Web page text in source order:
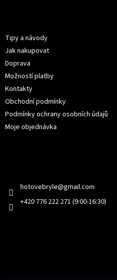
Tipy a návody
Jak nakupovat
Doprava
Možností platby
Kontakty
Obchodní podmínky
Podmínky ochrany osobních údajů
Moje objednávka
hotovebryle@gmail.com
+420 776 222 271 (9:00-16:30)